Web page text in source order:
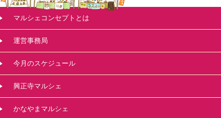
マルシェコンセプトとは
運営事務局
今月のスケジュール
興正寺マルシェ
かなやまマルシェ